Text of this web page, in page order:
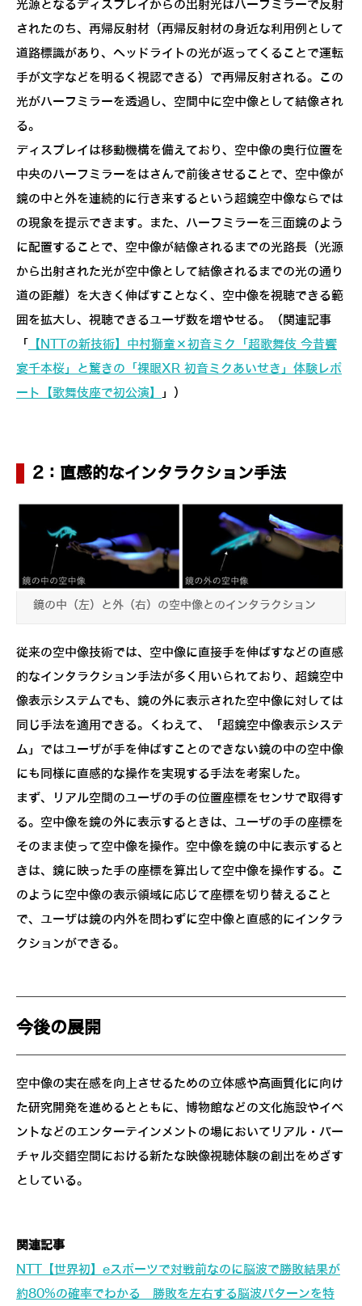
光源となるディスプレイからの出射光はハーフミラーで反射
されたのち、再帰反射材（再帰反射材の身近な利用例として
道路標識があり、ヘッドライトの光が返ってくることで運転
手が文字などを明るく視認できる）で再帰反射される。この
光がハーフミラーを透過し、空間中に空中像として結像され
る。
ディスプレイは移動機構を備えており、空中像の奥行位置を
中央のハーフミラーをはさんで前後させることで、空中像が
鏡の中と外を連続的に行き来するという超鏡空中像ならでは
の現象を提示できます。また、ハーフミラーを三面鏡のよう
に配置することで、空中像が結像されるまでの光路長（光源
から出射された光が空中像として結像されるまでの光の通り
道の距離）を大きく伸ばすことなく、空中像を視聴できる範
囲を拡大し、視聴できるユーザ数を増やせる。（関連記事
「
【NTTの新技術】中村獅童×初音ミク「超歌舞伎 今昔饗
宴千本桜」と驚きの「裸眼XR 初音ミクあいせき」体験レポ
ート【歌舞伎座で初公演】
」）
2：直感的なインタラクション手法
鏡の中（左）と外（右）の空中像とのインタラクション
従来の空中像技術では、空中像に直接手を伸ばすなどの直感
的なインタラクション手法が多く用いられており、超鏡空中
像表示システムでも、鏡の外に表示された空中像に対しては
同じ手法を適用できる。くわえて、「超鏡空中像表示システ
ム」ではユーザが手を伸ばすことのできない鏡の中の空中像
にも同様に直感的な操作を実現する手法を考案した。
まず、リアル空間のユーザの手の位置座標をセンサで取得す
る。空中像を鏡の外に表示するときは、ユーザの手の座標を
そのまま使って空中像を操作。空中像を鏡の中に表示すると
きは、鏡に映った手の座標を算出して空中像を操作する。こ
のように空中像の表示領域に応じて座標を切り替えること
で、ユーザは鏡の内外を問わずに空中像と直感的にインタラ
クションができる。
今後の展開
空中像の実在感を向上させるための立体感や高画質化に向け
た研究開発を進めるとともに、博物館などの文化施設やイベ
ントなどのエンターテインメントの場においてリアル・バー
チャル交錯空間における新たな映像視聴体験の創出をめざす
としている。
関連記事
NTT【世界初】eスポーツで対戦前なのに脳波で勝敗結果が
約80%の確率でわかる 勝敗を左右する脳波パターンを特